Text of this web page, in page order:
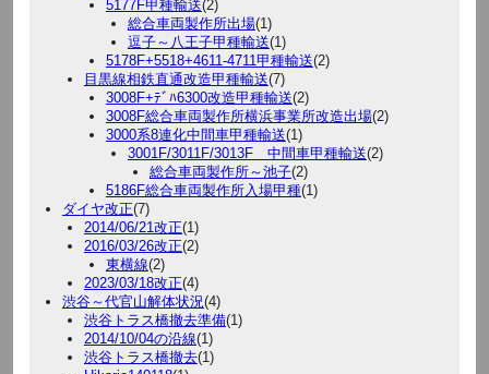
5177F甲種輸送(2)
総合車両製作所出場(1)
逗子～八王子甲種輸送(1)
5178F+5518+4611-4711甲種輸送(2)
目黒線相鉄直通改造甲種輸送(7)
3008F+ﾃﾞﾊ6300改造甲種輸送(2)
3008F総合車両製作所横浜事業所改造出場(2)
3000系8連化中間車甲種輸送(1)
3001F/3011F/3013F 中間車甲種輸送(2)
総合車両製作所～池子(2)
5186F総合車両製作所入場甲種(1)
ダイヤ改正(7)
2014/06/21改正(1)
2016/03/26改正(2)
東横線(2)
2023/03/18改正(4)
渋谷～代官山解体状況(4)
渋谷トラス橋撤去準備(1)
2014/10/04の沿線(1)
渋谷トラス橋撤去(1)